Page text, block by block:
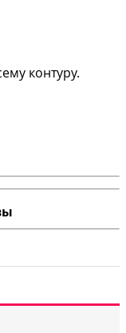
контуру.